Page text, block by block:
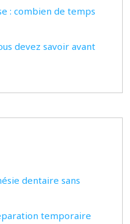
: combien de temps
devez savoir avant
dentaire sans
temporaire